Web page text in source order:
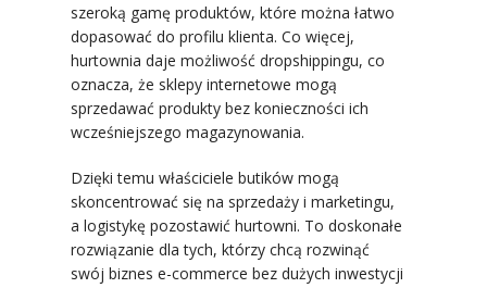
szeroką gamę produktów, które można łatwo
dopasować do profilu klienta. Co więcej,
hurtownia daje możliwość dropshippingu, co
oznacza, że sklepy internetowe mogą
sprzedawać produkty bez konieczności ich
wcześniejszego magazynowania.
Dzięki temu właściciele butików mogą
skoncentrować się na sprzedaży i marketingu,
a logistykę pozostawić hurtowni. To doskonałe
rozwiązanie dla tych, którzy chcą rozwinąć
swój biznes e-commerce bez dużych inwestycji